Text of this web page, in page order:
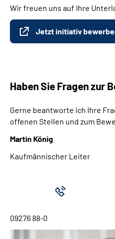
Wir freuen uns auf Ihre
Jetzt initiativ
Haben Sie Fragen zur
Gerne beantworte ich Ihre
offenen Stellen und zum
Martin König
Kaufmännischer Leiter
09276 88-0